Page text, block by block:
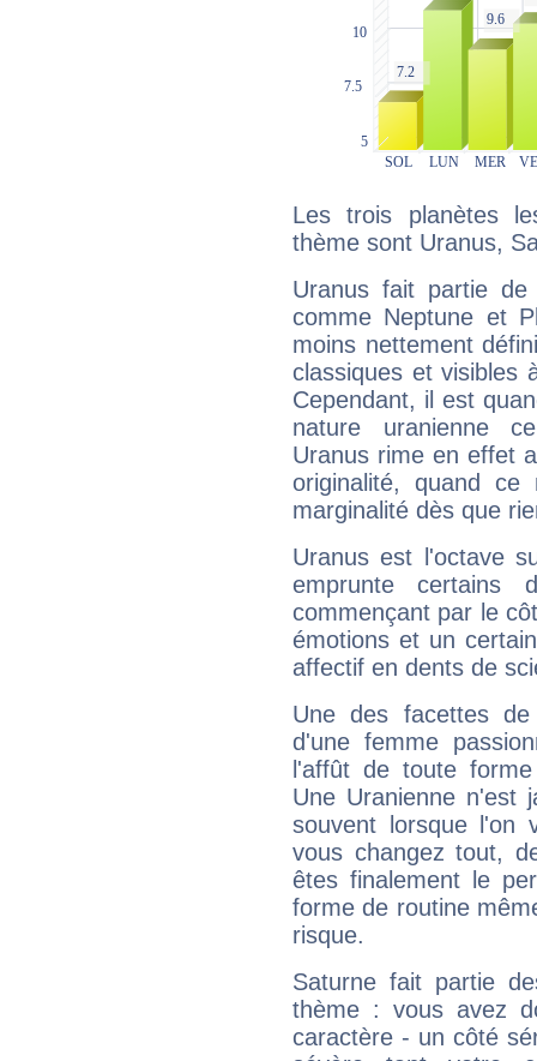
Les trois planètes
thème sont Uranus,
Uranus fait partie
comme Neptune et
moins nettement
classiques et visibles
Cependant, il est
nature uranienne
Uranus rime en effet
originalité, quand ce
marginalité dès que
Uranus est l'octave
emprunte
commençant par le
émotions et un
affectif en dents de
Une des facettes
d'une femme
l'affût de toute
Une Uranienne n'est
souvent lorsque l'on
vous changez tout,
êtes finalement le
forme de routine
risque.
Saturne fait partie
thème : vous avez
caractère - un côté